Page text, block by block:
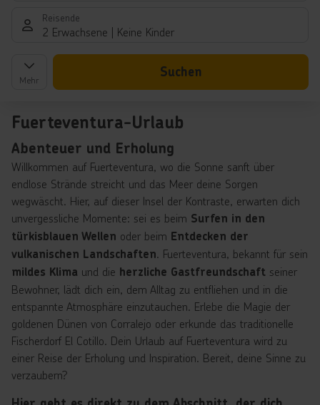
Reisende
2 Erwachsene Keine Kinder
Mehr
Suchen
Fuerteventura-Urlaub
Abenteuer und Erholung
Willkommen auf Fuerteventura, wo die Sonne sanft über
endlose Strände streicht und das Meer deine Sorgen
wegwäscht. Hier, auf dieser Insel der Kontraste, erwarten dich
unvergessliche Momente: sei es beim Surfen in den
türkisblauen Wellen oder beim Entdecken der
vulkanischen Landschaften. Fuerteventura, bekannt für sein
mildes Klima und die herzliche Gastfreundschaft seiner
Bewohner, lädt dich ein, dem Alltag zu entfliehen und in die
entspannte Atmosphäre einzutauchen. Erlebe die Magie der
goldenen Dünen von Corralejo oder erkunde das traditionelle
Fischerdorf El Cotillo. Dein Urlaub auf Fuerteventura wird zu
einer Reise der Erholung und Inspiration. Bereit, deine Sinne zu
verzaubern?